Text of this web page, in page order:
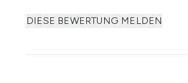
DIESE BEWERTUNG MELDEN